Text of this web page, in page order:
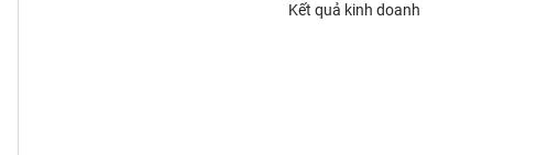
Kết quả kinh doanh